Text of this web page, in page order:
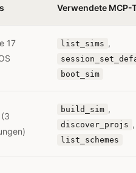
Verwendete MCP-
17
list_sims ,
boot_sim
(3
build_sim ,
discover_projs ,
list_schemes